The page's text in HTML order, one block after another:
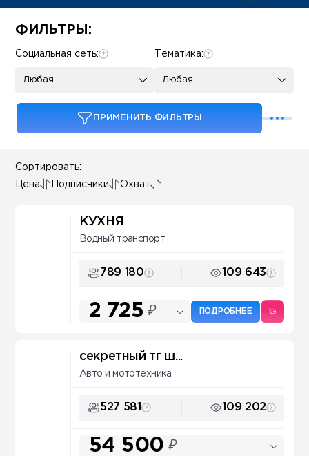
Some SEO Title
ФИЛЬТРЫ:
Тематика:
Любая
Социальная сеть:
Любая
ПРИМЕНИТЬ ФИЛЬТРЫ
Сортировать:
Цена Подписчики Охват
КУХНЯ
Водный транспорт
789 180 109 643
2 725 ₽ ПОДРОБНЕЕ
секретный тг ш...
Авто и мототехника
527 581 109 202
54 500 ₽